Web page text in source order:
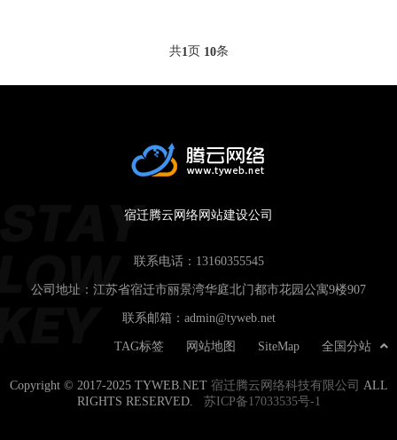
共1 页 10条
宿迁腾云网络网站建设公司
联系电话： 13160355545
公司地址：江苏省宿迁市丽景湾华庭北门都市花园公寓9楼907
联系邮箱： admin@tyweb.net
全国分站
SiteMap
网站地图
TAG标签
Copyright © 2017-2025 TYWEB.NET 宿迁腾云网络科技有限公司
ALL
RIGHTS RESERVED. 苏ICP备17033535号-1